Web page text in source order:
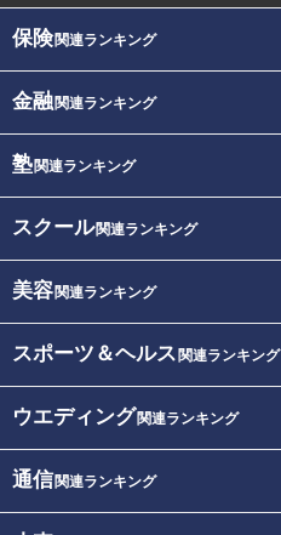
保険関連ランキング
金融関連ランキング
塾関連ランキング
スクール関連ランキング
美容関連ランキング
スポーツ＆ヘルス 関連ランキング
ウエディング関連ランキング
通信関連ランキング